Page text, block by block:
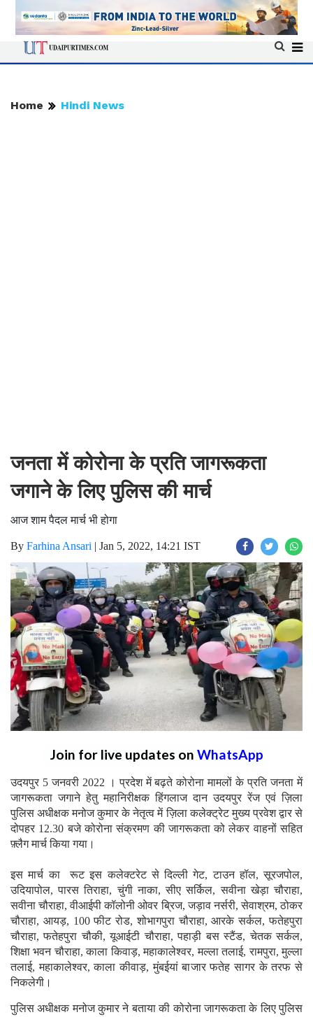
Home Hindi News
जनता में कोरोना के प्रति जागरूकता
जगाने के लिए पुलिस की मार्च
आज शाम पैदल मार्च भी होगा
By Farhina Ansari Jan 5, 2022, 14:21 IST
Join for live updates onWhatsApp
उदयपुर 5 जनवरी 2022 । प्रदेश में बढ़ते कोरोना मामलों के प्रति जनता में
जागरूकता जगाने हेतु महानिरीक्षक हिंगलाज दान उदयपुर रेंज एवं ज़िला
पुलिस अधीक्षक मनोज कुमार के नेतृत्व में ज़िला कलेक्ट्रेट मुख्य प्रवेश द्वार से
दोपहर 12.30 बजे कोरोना संक्रमण की जागरूकता को लेकर वाहनों सहित
फ़्लैग मार्च किया गया।
इस मार्च का रूट इस कलेक्टरेट से दिल्ली गेट, टाउन हॉल, सूरजपोल,
उदियापोल, पारस तिराहा, चुंगी नाका, सीए सर्किल, सवीना खेड़ा चौराहा,
सवीना चौराहा, वीआईपी कॉलोनी ओवर ब्रिज, जड़ाव नर्सरी, सेवाश्रम, ठोकर
चौराहा, आयड़, 100 फीट रोड, शोभागपुरा चौराहा, आरके सर्कल, फतेहपुरा
चौराहा, फतेहपुरा चौकी, यूआईटी चौराहा, पहाड़ी बस स्टैंड, चेतक सर्कल,
शिक्षा भवन चौराहा, काला किवाड़, महाकालेश्वर, मल्ला तलाई, रामपुरा, मुल्ला
तलाई, महाकालेश्वर, काला कीवाड़, मुंबईयां बाजार फतेह सागर के तरफ से
निकलेगी।
पुलिस अधीक्षक मनोज कुमार ने बताया की कोरोना जागरूकता के लिए पुलिस